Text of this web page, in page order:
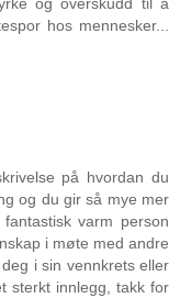
hos mennesker...
på hvordan du
og du gir så mye mer
varm person
i møte med andre
i sin vennkrets eller
sterkt innlegg, takk for